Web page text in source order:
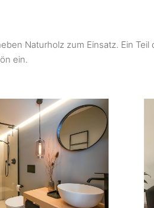
Naturholz zum Einsatz. Ein
ein.